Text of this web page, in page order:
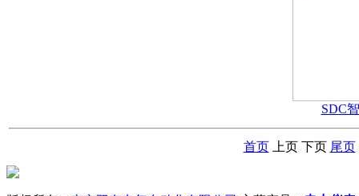
SDC
首页 上页 下页 尾页